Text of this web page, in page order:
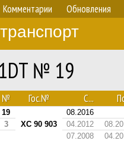
Комментарии Обновления
№ 19
№ Гос.№ С...
19
XC 90 903
08.2016
3 04.2012
07.2008